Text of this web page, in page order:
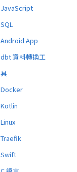
JavaScript
SQL
Android App
dbt 資料轉換工
具
Docker
Kotlin
Linux
Traefik
Swift